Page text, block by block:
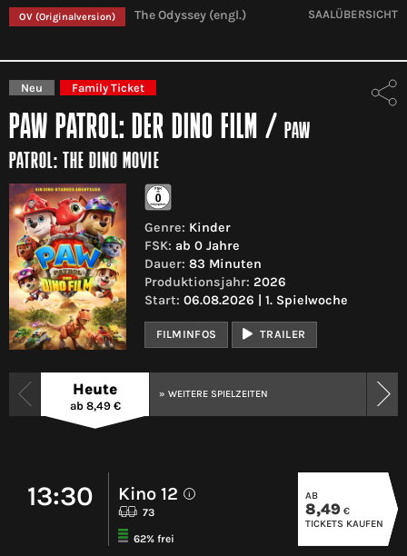
OV (Originalversion) The Odyssey (engl.) SAALÜBERSICHT
Neu Family Ticket
PAW PATROL: DER DINO FILM / PAW
PATROL: THE DINO MOVIE
Genre: Kinder
FSK: ab 0 Jahre
Dauer: 83 Minuten
Produktionsjahr: 2026
Start: 06.08.2026 | 1. Spielwoche
FILMINFOS TRAILER
Heute
ab 8,49 €
» WEITERE SPIELZEITEN
13:30 Kino 12 i
73
62% frei
AB
8,49 €
TICKETS KAUFEN